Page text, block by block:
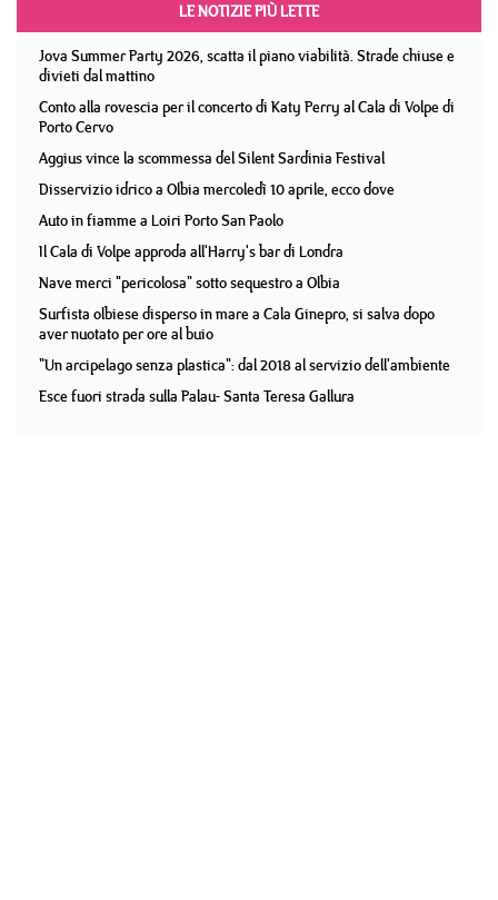
LE NOTIZIE PIÙ LETTE
Jova Summer Party 2026, scatta il piano viabilità. Strade chiuse e
divieti dal mattino
Conto alla rovescia per il concerto di Katy Perry al Cala di Volpe di
Porto Cervo
Aggius vince la scommessa del Silent Sardinia Festival
Disservizio idrico a Olbia mercoledì 10 aprile, ecco dove
Auto in fiamme a Loiri Porto San Paolo
Il Cala di Volpe approda all'Harry's bar di Londra
Nave merci "pericolosa" sotto sequestro a Olbia
Surfista olbiese disperso in mare a Cala Ginepro, si salva dopo
aver nuotato per ore al buio
"Un arcipelago senza plastica": dal 2018 al servizio dell'ambiente
Esce fuori strada sulla Palau- Santa Teresa Gallura